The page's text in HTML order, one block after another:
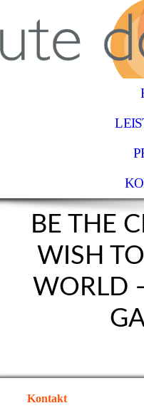
BE THE
WISH
WORLD
Kontakt